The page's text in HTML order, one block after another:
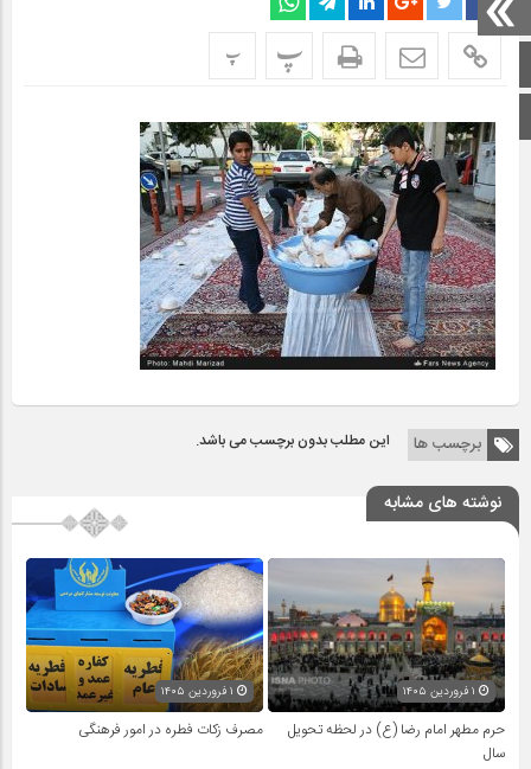
صفحه اصلی
اینستاگرام
پ پ
برچسب ها این مطلب بدون برچسب می باشد.
نوشته های مشابه
حرم مطهر امام رضا (ع) در لحظه تحویل
سال
مصرف زکات فطره در امور فرهنگی